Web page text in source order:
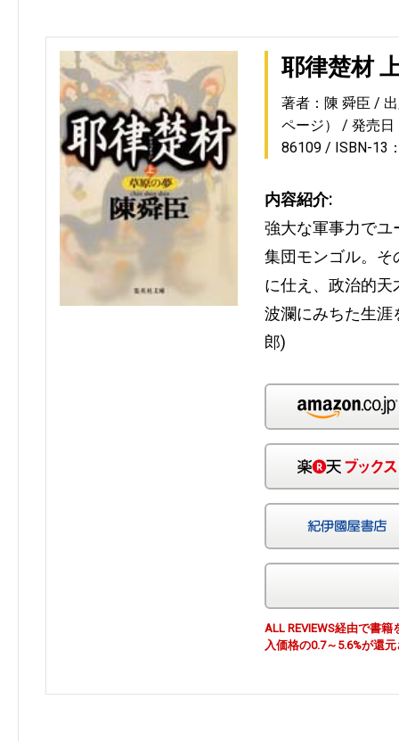
耶律楚材
著者：陳 舜臣
ページ）
発売日
86109
ISBN-13
内容紹介:
強大な軍事力でユ
集団モンゴル。そ
に仕え、政治的
波瀾にみちた生涯
郎)
ALL REVIEWS経由で書
入価格の0.7～5.6%が還